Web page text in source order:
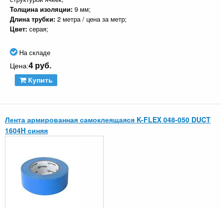
Толщина изоляции: 9 мм;
Длина трубки: 2 метра / цена за метр;
Цвет: серая;
На складе
Цена:4 руб.
Купить
Лента армированная самоклеящаяся K-FLEX 048-050 DUCT
1604H синяя